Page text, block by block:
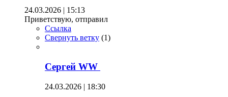
24.03.2026 | 15:13
Приветствую, отправил
Ссылка
Свернуть ветку (1)
Сергей WW
24.03.2026 | 18:30